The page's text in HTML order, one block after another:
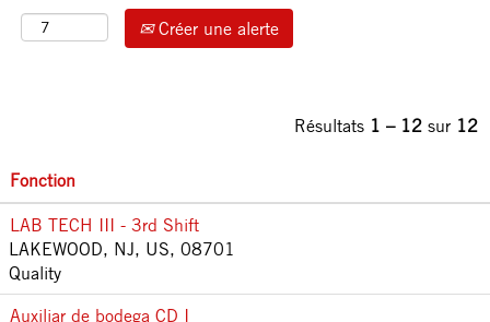
Créer une alerte
Résultats 1 – 12 sur 12
Fonction
LAB TECH III - 3rd Shift
LAKEWOOD, NJ, US, 08701
Quality
Auxiliar de bodega CD I